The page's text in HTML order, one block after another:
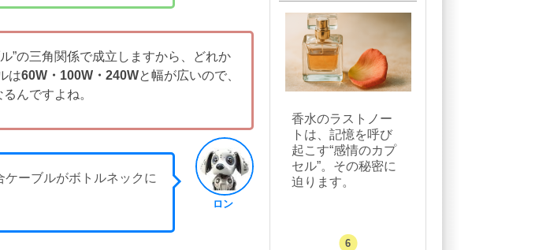
”の三角関係で成立しますから、どれか
は60W・100W・240Wと幅が広いので、
んですよね。
ロン
ーブルがボトルネックに
香水のラストノー
トは、記憶を呼び
起こす“感情のカプ
セル”。その秘密に
迫ります。